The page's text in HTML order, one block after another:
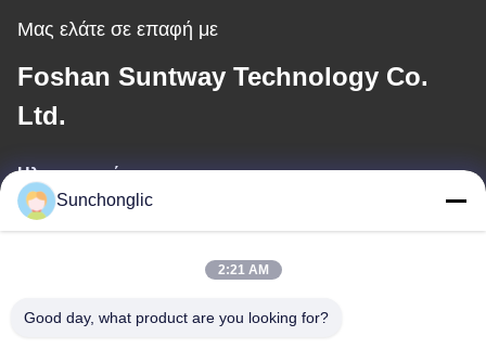
Μας ελάτε σε επαφή με
Foshan Suntway Technology Co.
Ltd.
Ηλεκτρονικό
Sunchonglic
2:21 AM
Good day, what product are you looking for?